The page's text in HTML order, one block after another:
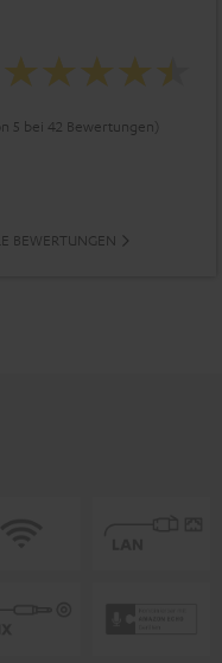
5 bei 42 Bewertungen)
BEWERTUNGEN